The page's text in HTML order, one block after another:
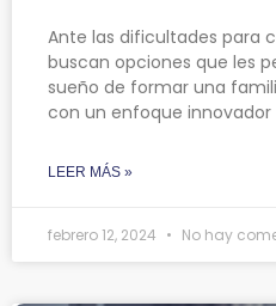
Ante las dificultades para
buscan opciones que les
sueño de formar una
con un enfoque innovador
LEER MÁS »
febrero 12, 2024 No hay